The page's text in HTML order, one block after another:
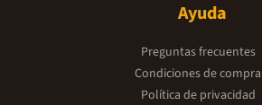
Ayuda
Preguntas frecuentes
Condiciones de compra
Política de privacidad